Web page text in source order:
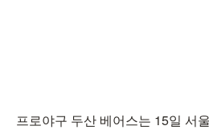
프로야구 두산 베어스는 15일 서